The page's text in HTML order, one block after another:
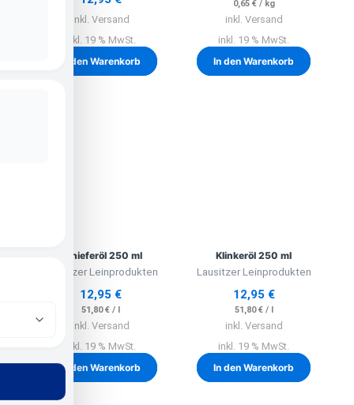
inkl. Versand
inkl. 19 % MwSt.
In den Warenkorb
0,65 €/ kg
inkl. Versand
inkl. 19 % MwSt.
In den Warenkorb
Schieferöl 250 ml
Lausitzer Leinprodukten
12,95 €
51,80€/ l
inkl. Versand
inkl. 19 % MwSt.
In den Warenkorb
Klinkeröl 250 ml
Lausitzer Leinprodukten
12,95 €
51,80€/ l
inkl. Versand
inkl. 19 % MwSt.
In den Warenkorb